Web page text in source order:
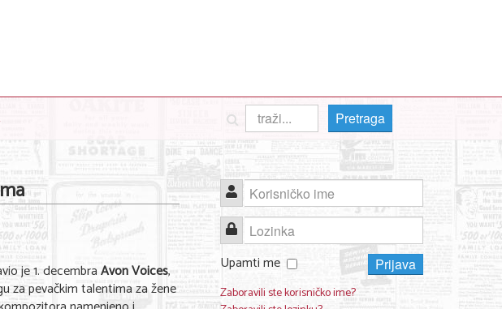
Pretraga
je 1. decembraAvon Voices,
za pevačkim talentima za žene
Korisničko ime
Lozinka
Upamti me
Prijava
Zaboravili ste korisničko ime?